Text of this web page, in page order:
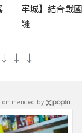
牢城】結合戰
謎
↓ ↓ ↓
by